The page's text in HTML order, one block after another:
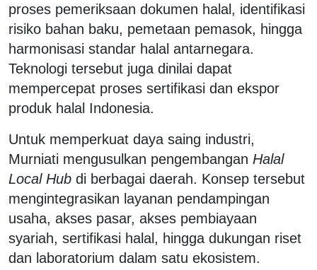
proses pemeriksaan dokumen halal, identifikasi
risiko bahan baku, pemetaan pemasok, hingga
harmonisasi standar halal antarnegara.
Teknologi tersebut juga dinilai dapat
mempercepat proses sertifikasi dan ekspor
produk halal Indonesia.
Untuk memperkuat daya saing industri,
Murniati mengusulkan pengembangan Halal
Local Hub di berbagai daerah. Konsep tersebut
mengintegrasikan layanan pendampingan
usaha, akses pasar, akses pembiayaan
syariah, sertifikasi halal, hingga dukungan riset
dan laboratorium dalam satu ekosistem.